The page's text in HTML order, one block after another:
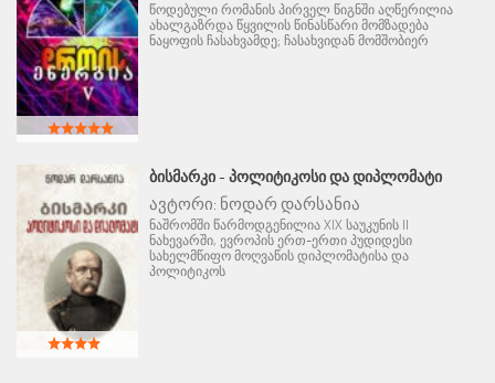
წოდებული რომანის პირველ წიგნში აღწერილია
ახალგაზრდა წყვილის წინასწარი მომზადება
ნაყოფის ჩასახვამდე; ჩასახვიდან მომშობიერ
ᲑᲘᲡᲛᲐᲠᲙᲘ - ᲞᲝᲚᲘᲢᲘᲙᲝᲡᲘ ᲓᲐ ᲓᲘᲞᲚᲝᲛᲐᲢᲘ
ავტორი: ნოდარ დარსანია
ნაშრომში წარმოდგენილია XIX საუკუნის II
ნახევარში, ევროპის ერთ-ერთი პუდიდესი
სახელმწიფო მოღვაწის დიპლომატისა და
პოლიტიკოს